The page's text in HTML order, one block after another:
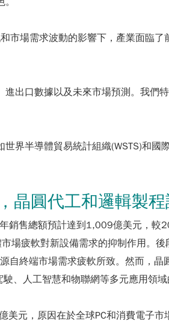
場需求波動的影響下，產業面臨
出口數據以及未來市場預測。我們
半導體貿易統計組織(WSTS)和國
晶圓代工和邏輯製
銷售總額預計達到1,009億美元，
疲軟對新設備需求的抑制作用。
終端市場需求疲軟所致。然而，
、人工智慧和物聯網等多元應用領域
元，原因在於全球PC和消費電子